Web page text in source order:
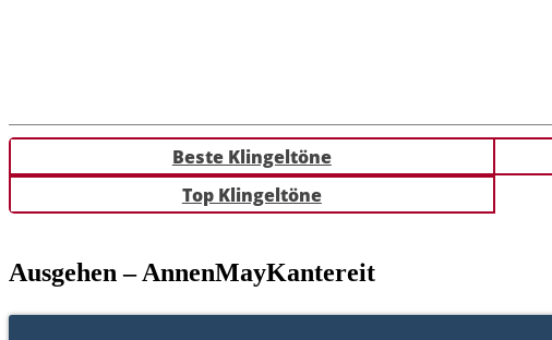
Beste Klingeltöne
Top Klingeltöne
Ausgehen – AnnenMayKantereit